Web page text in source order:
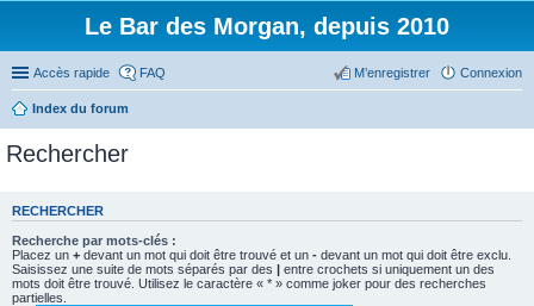
Le Bar des Morgan, depuis 2010
Accès rapide FAQ Connexion
M’enregistrer
Index du forum
Rechercher
RECHERCHER
Recherche par mots-clés :
Placez un + devant un mot qui doit être trouvé et un - devant un mot qui doit être exclu.
Saisissez une suite de mots séparés par des | entre crochets si uniquement un des
mots doit être trouvé. Utilisez le caractère « * » comme joker pour des recherches
partielles.